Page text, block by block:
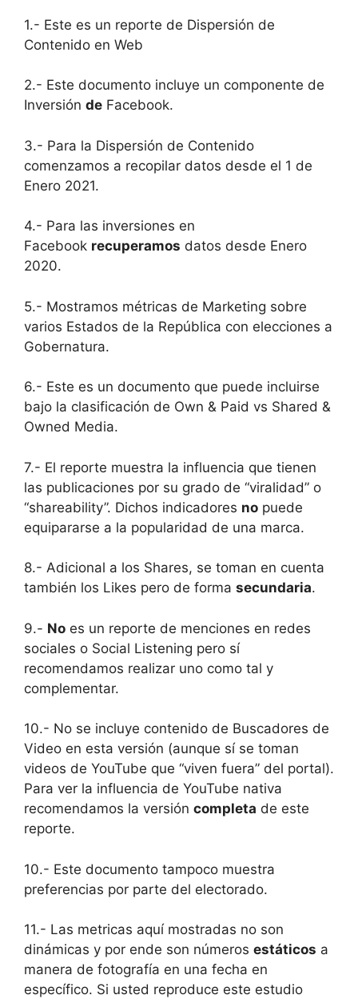
1.- Este es un reporte de Dispersión de
Contenido en Web
2.- Este documento incluye un componente de
Inversión de Facebook.
3.- Para la Dispersión de Contenido
comenzamos a recopilar datos desde el 1 de
Enero 2021.
4.- Para las inversiones en
Facebook recuperamos datos desde Enero
2020.
5.- Mostramos métricas de Marketing sobre
varios Estados de la República con elecciones a
Gobernatura.
6.- Este es un documento que puede incluirse
bajo la clasificación de Own & Paid vs Shared &
Owned Media.
7.- El reporte muestra la influencia que tienen
las publicaciones por su grado de “viralidad” o
“shareability”. Dichos indicadores no puede
equipararse a la popularidad de una marca.
8.- Adicional a los Shares, se toman en cuenta
también los Likes pero de forma secundaria.
9.- No es un reporte de menciones en redes
sociales o Social Listening pero sí
recomendamos realizar uno como tal y
complementar.
10.- No se incluye contenido de Buscadores de
Video en esta versión (aunque sí se toman
videos de YouTube que “viven fuera” del portal).
Para ver la influencia de YouTube nativa
recomendamos la versión completa de este
reporte.
10.- Este documento tampoco muestra
preferencias por parte del electorado.
11.- Las metricas aquí mostradas no son
dinámicas y por ende son números estáticos a
manera de fotografía en una fecha en
específico. Si usted reproduce este estudio